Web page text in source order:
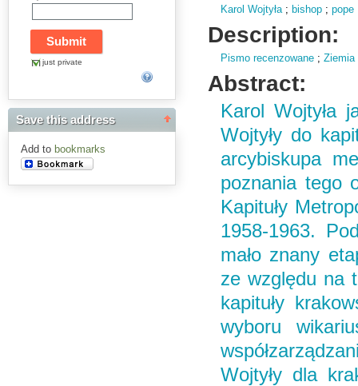
just private
Save this address
Add to bookmarks
Karol Wojtyła; bishop ;pope
Description:
Pismo recenzowane ;Ziemia
Abstract:
Karol Wojtyła
Wojtyły do
arcybiskupa
poznania tego
Kapituły
1958-1963.
mało znany
ze względu na
kapituły
wyboru
Wojtyły dla